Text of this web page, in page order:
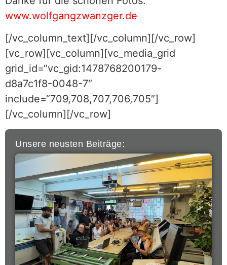
www.wolfgangzwanzger.de
[/vc_column_text][/vc_column][/vc_row]
[vc_row][vc_column][vc_media_grid
grid_id=“vc_gid:1478768200179-
d8a7c1f8-0048-7″
include=“709,708,707,706,705″]
[/vc_column][/vc_row]
Unsere neusten Beiträge: